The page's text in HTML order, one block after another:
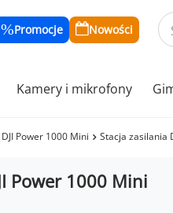
Promocje Nowości
Kamery i mikrofony
DJI Power 1000 Mini Stacja zasilania
Power 1000 Mini